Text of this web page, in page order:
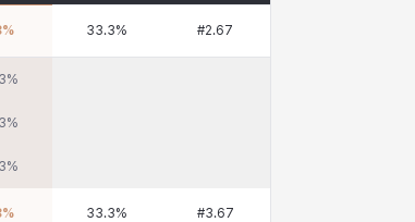
% 33.3% #2.67
%
%
%
% 33.3% #3.67